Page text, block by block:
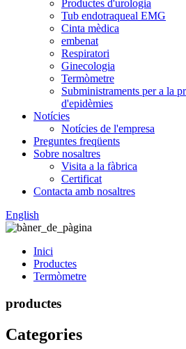
Productes d'urologia
Tub endotraqueal EMG
Cinta mèdica
embenat
Respiratori
Ginecologia
Termòmetre
Subministraments per a la
d'epidèmies
Notícies
Notícies de l'empresa
Preguntes freqüents
Sobre nosaltres
Visita a la fàbrica
Certificat
Contacta amb nosaltres
English
Inici
Productes
Termòmetre
productes
Categories